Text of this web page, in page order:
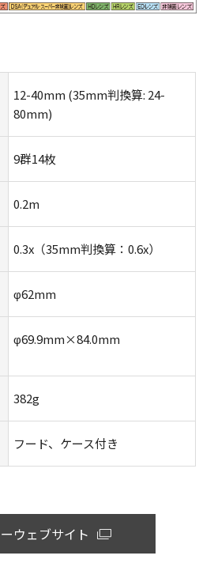
ダ
ル
12-40mm (35mm判換算: 24-
80mm)
9群14枚
0.2m
0.3x（35mm判換算：0.6x）
φ62mm
φ69.9mm×84.0mm
382g
フード、ケース付き
ウェブサイト